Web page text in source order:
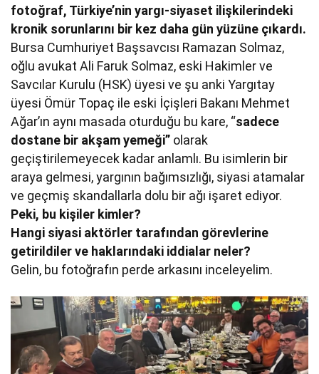
fotoğraf, Türkiye’nin yargı-siyaset ilişkilerindeki
kronik sorunlarını bir kez daha gün yüzüne çıkardı.
Bursa Cumhuriyet Başsavcısı Ramazan Solmaz,
oğlu avukat Ali Faruk Solmaz, eski Hakimler ve
Savcılar Kurulu (HSK) üyesi ve şu anki Yargıtay
üyesi Ömür Topaç ile eski İçişleri Bakanı Mehmet
Ağar’ın aynı masada oturduğu bu kare, “sadece
dostane bir akşam yemeği” olarak
geçiştirilemeyecek kadar anlamlı. Bu isimlerin bir
araya gelmesi, yargının bağımsızlığı, siyasi atamalar
ve geçmiş skandallarla dolu bir ağı işaret ediyor.
Peki, bu kişiler kimler?
Hangi siyasi aktörler tarafından görevlerine
getirildiler ve haklarındaki iddialar neler?
Gelin, bu fotoğrafın perde arkasını inceleyelim.